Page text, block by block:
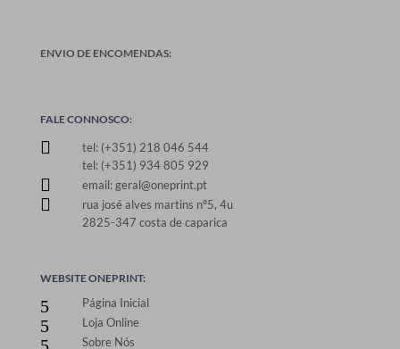
ENVIO DE ENCOMENDAS:
FALE CONNOSCO:

tel: (+351) 218 046 544
tel: (+351) 934 805 929
 email: geral@oneprint.pt

rua josé alves martins nº5, 4u
2825-347 costa de caparica
WEBSITE ONEPRINT:
5 Página Inicial
5 Loja Online
Sobre Nós